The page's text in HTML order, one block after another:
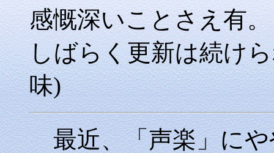
感慨深いことさえ有
しばらく更新は続け
味)
最近、「声楽」にや